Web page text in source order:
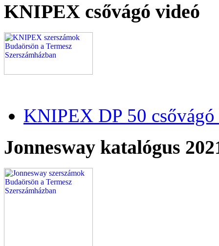
KNIPEX csővágó videó
KNIPEX DP 50
Jonnesway katalógus